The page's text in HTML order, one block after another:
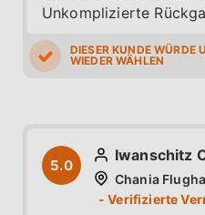
Unkomplizierte
5.0
Iwanschitz
Chania